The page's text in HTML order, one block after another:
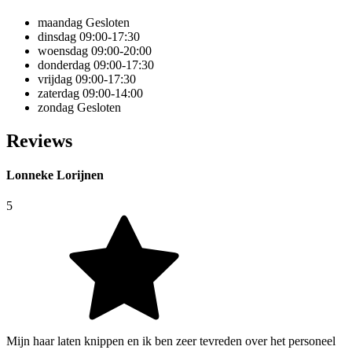
maandag Gesloten
dinsdag 09:00-17:30
woensdag 09:00-20:00
donderdag 09:00-17:30
vrijdag 09:00-17:30
zaterdag 09:00-14:00
zondag Gesloten
Reviews
Lonneke Lorijnen
5
Mijn haar laten knippen en ik ben zeer tevreden over het personeel